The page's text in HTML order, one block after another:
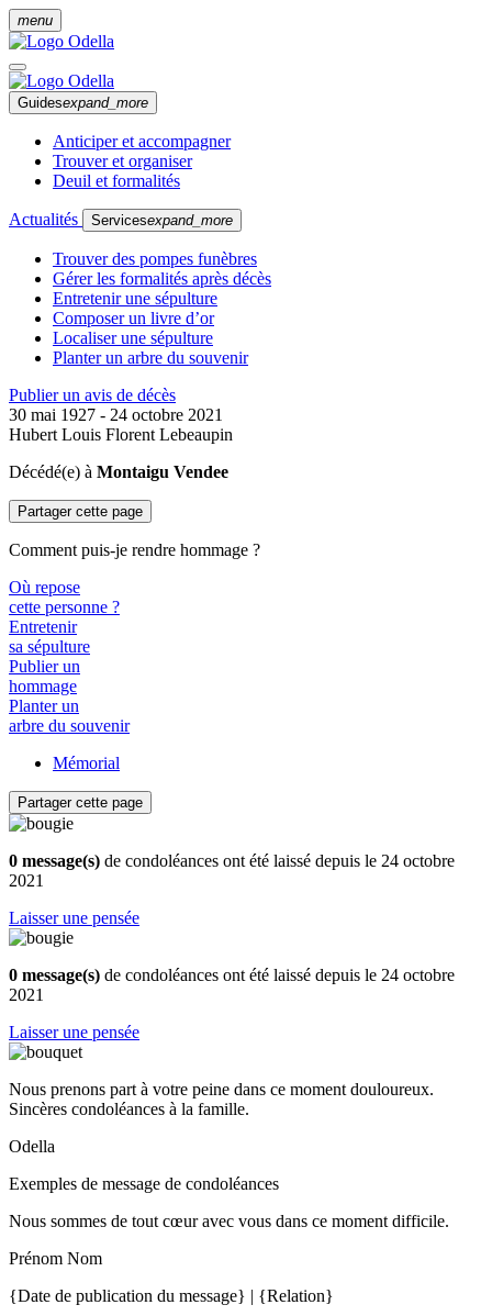
menu
Guidesexpand_more
Anticiper et accompagner
Trouver et organiser
Deuil et formalités
Actualités Servicesexpand_more
Trouver des pompes funèbres
Gérer les formalités après décès
Entretenir une sépulture
Composer un livre d’or
Localiser une sépulture
Planter un arbre du souvenir
Publier un avis de décès
30 mai 1927 - 24 octobre 2021
Hubert Louis Florent Lebeaupin
Décédé(e) à Montaigu Vendee
Partager cette page
Comment puis-je rendre hommage ?
Où repose
cette personne ?
Entretenir
sa sépulture
Publier un
hommage
Planter un
arbre du souvenir
Mémorial
Partager cette page
0 message(s) de condoléances ont été laissé depuis le 24 octobre
2021
Laisser une pensée
0 message(s) de condoléances ont été laissé depuis le 24 octobre
2021
Laisser une pensée
Nous prenons part à votre peine dans ce moment douloureux.
Sincères condoléances à la famille.
Odella
Exemples de message de condoléances
Nous sommes de tout cœur avec vous dans ce moment difficile.
Prénom Nom
{Date de publication du message} | {Relation}